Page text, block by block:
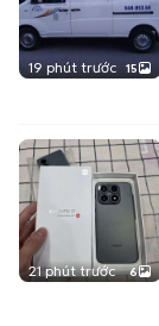
19 phút trước 15
21 phút trước 6